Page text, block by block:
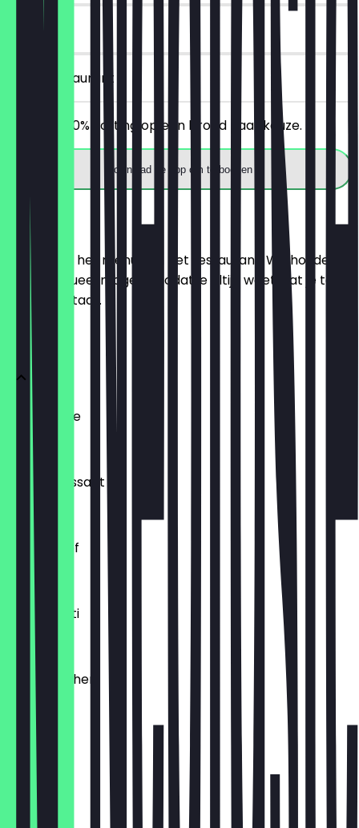
14 dagen
in het restaurant
Ontvang 30% korting op een brood naar keuze.
Download de app om te boeken
Menu
Hier vind je het menu van het restaurant. We houden
het zo actueel mogelijk, zodat je altijd weet wat je te
wachten staat.
BRÖTCHEN
Ofenfrische
€ 0,54
Buttercroissant
€ 1,80
Laugenzopf
Dinkelkrusti
€ 1,10
Käsebrötchen
€ 1,60